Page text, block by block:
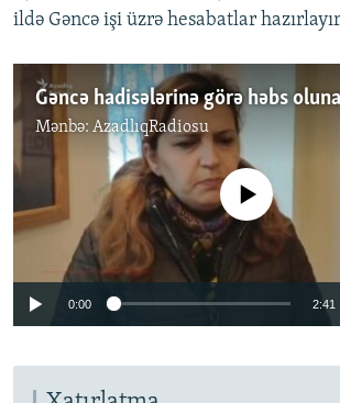
ildə Gəncə işi üzrə hesabatlar
Mənbə: AzadlıqRadiosu
No media source currently
0:00 2:41